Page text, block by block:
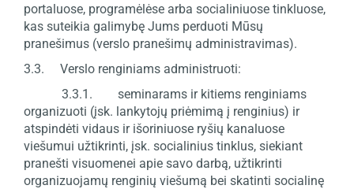
portaluose, programėlėse arba socialiniuose tinkluose,
kas suteikia galimybę Jums perduoti Mūsų
pranešimus (verslo pranešimų administravimas).
3.3. Verslo renginiams administruoti:
3.3.1. seminarams ir kitiems renginiams
organizuoti (įsk. lankytojų priėmimą į renginius) ir
atspindėti vidaus ir išoriniuose ryšių kanaluose
viešumui užtikrinti, įsk. socialinius tinklus, siekiant
pranešti visuomenei apie savo darbą, užtikrinti
organizuojamų renginių viešumą bei skatinti socialinę